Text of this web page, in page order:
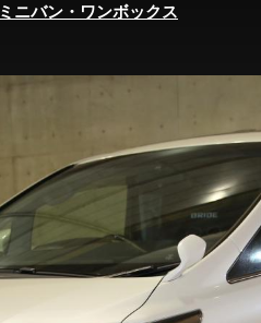
ミニバン・ワンボックス